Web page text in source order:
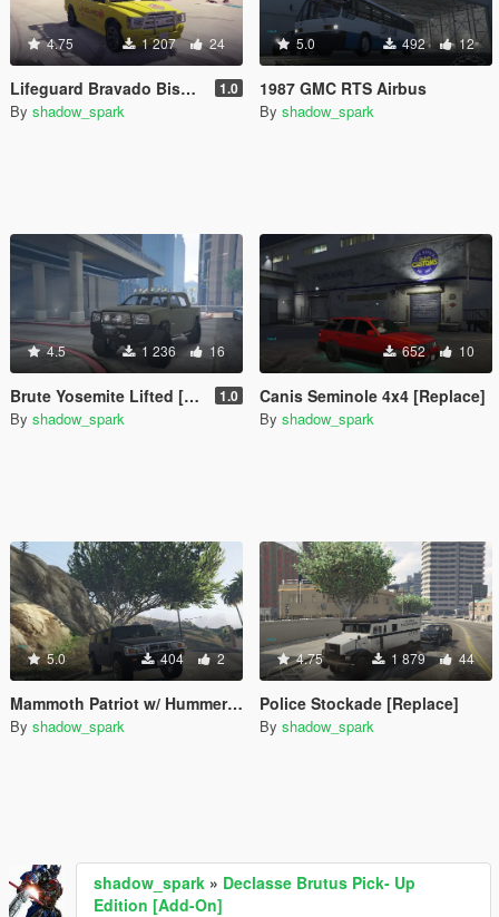
4.75 1 207 24
Lifeguard Bravado Bison [Replace] 1.0
By shadow_spark
5.0 492 12
1987 GMC RTS Airbus
By shadow_spark
4.5 1 236 16
Brute Yosemite Lifted [Replace] 1.0
By shadow_spark
652 10
Canis Seminole 4x4 [Replace]
By shadow_spark
5.0 404 2
Mammoth Patriot w/ Hummer Badge
By shadow_spark
4.75 1 879 44
Police Stockade [Replace]
By shadow_spark
shadow_spark » Declasse Brutus Pick- Up
Edition [Add-On]